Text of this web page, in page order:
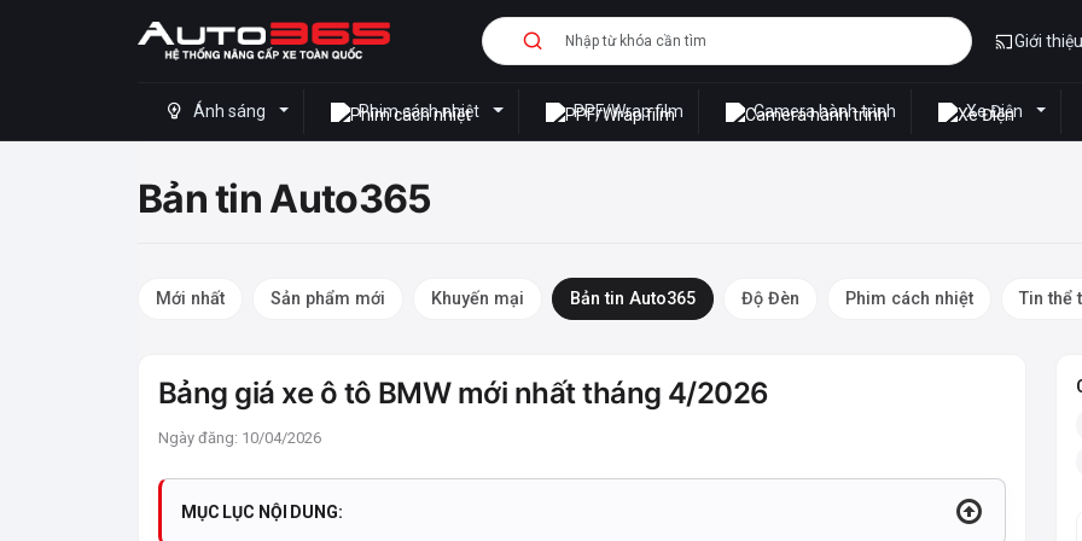
Giới thiệu
Ánh sáng Phim cách nhiệt PPF/Wrap film Camera hành trình Xe Điện
Bản tin Auto365
Mới nhất Sản phẩm mới Khuyến mại Bản tin Auto365 Độ Đèn Phim cách nhiệt Tin thể
Bảng giá xe ô tô BMW mới nhất tháng 4/2026
Ngày đăng: 10/04/2026
MỤC LỤC NỘI DUNG: